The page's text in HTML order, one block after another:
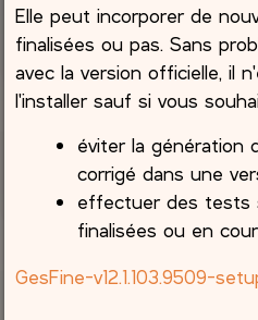
Elle peut incorporer de
finalisées ou pas. Sans
avec la version officielle, il
l'installer sauf si vous
éviter la génération
corrigé dans une
effectuer des tests
finalisées ou en
GesFine-v12.1.103.9509-